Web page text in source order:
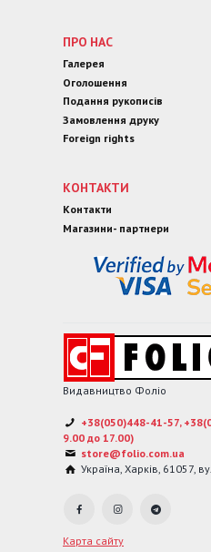
ПРО НАС
Галерея
Оголошення
Подання рукописів
Замовлення друку
Foreign rights
КОНТАКТИ
Контакти
Магазини- партнери
Видавництво Фоліо
+38(050)448-41-57,
9.00 до 17.00)
store@folio.com.ua
Україна Харків 61057,
Карта сайту